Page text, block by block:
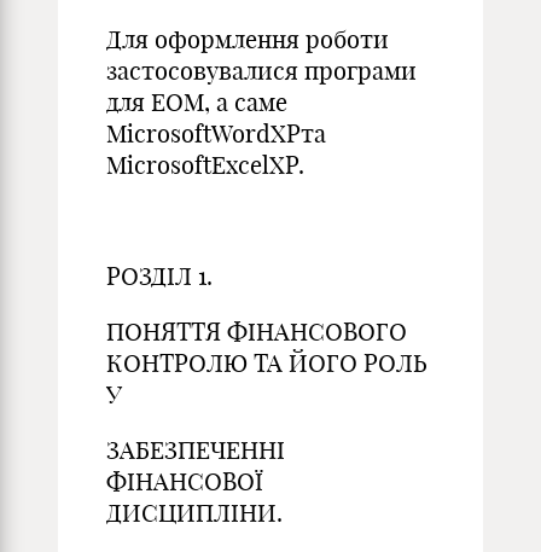
Для оформлення роботи
застосовувалися програми
для ЕОМ, а саме
MicrosoftWordXPта
MicrosoftExcelXP.
РОЗДІЛ 1.
ПОНЯТТЯ ФІНАНСОВОГО
КОНТРОЛЮ ТА ЙОГО РОЛЬ
У
ЗАБЕЗПЕЧЕННІ
ФІНАНСОВОЇ
ДИСЦИПЛІНИ.